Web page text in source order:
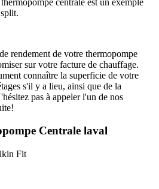
rendement de votre thermopompe
sur votre facture de chauffage.
connaître la superficie de votre
s'il y a lieu, ainsi que de la
pas à appeler l'un de nos
Centrale laval
Fit